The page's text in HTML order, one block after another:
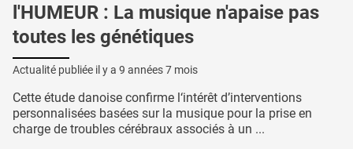
l'HUMEUR : La musique n'apaise pas
toutes les génétiques
Actualité publiée il y a 9 années 7 mois
Cette étude danoise confirme l‘intérêt d’interventions
personnalisées basées sur la musique pour la prise en
charge de troubles cérébraux associés à un ...